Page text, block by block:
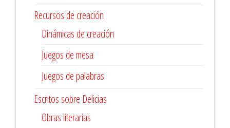
Recursos de creación
Dinámicas de creación
Juegos de mesa
Juegos de palabras
Escritos sobre Delicias
Obras literarias